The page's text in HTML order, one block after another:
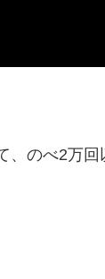
、のべ2万